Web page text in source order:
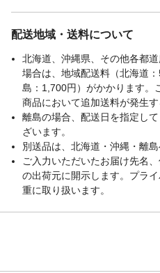
配送地域・送料について
北海道、沖縄県、その他各都
場合は、地域配送料（北海道
島：1,700円）がかかります。
商品において追加送料が発生す
離島の場合、配送日を指定し
ざいます。
別送品は、北海道・沖縄・離
ご入力いただいたお届け先名
の出荷元に開示します。プラ
重に取り扱います。